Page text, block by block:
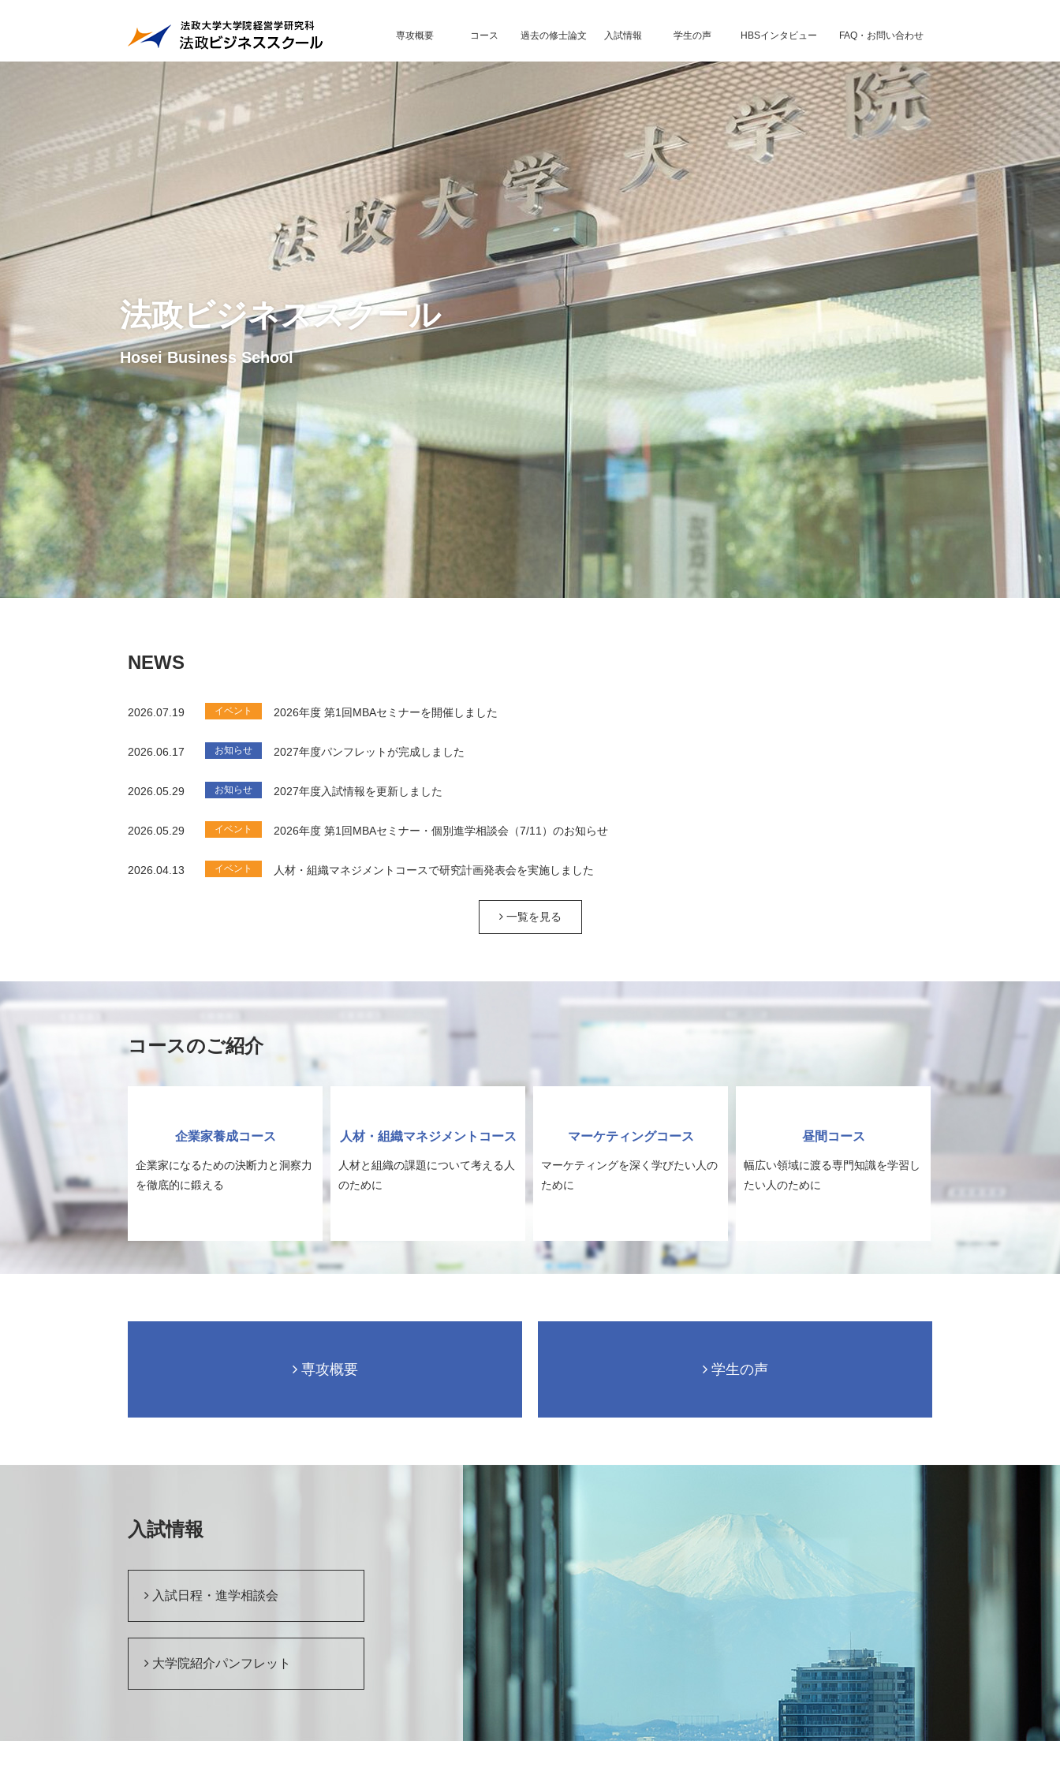
専攻概要 コース 過去の修士論文 入試情報 学生の声 HBSインタビュー FAQ・お問い合わせ
法政ビジネススクール
Hosei Business School
NEWS
2026.07.19 イベント 2026年度 第1回MBAセミナーを開催しました
2026.06.17 お知らせ 2027年度パンフレットが完成しました
2026.05.29 お知らせ 2027年度入試情報を更新しました
2026.05.29 イベント 2026年度 第1回MBAセミナー・個別進学相談会（7/11）のお知らせ
2026.04.13 イベント 人材・組織マネジメントコースで研究計画発表会を実施しました
一覧を見る
コースのご紹介
企業家養成コース
企業家になるための決断力と洞察力
を徹底的に鍛える
人材・組織マネジメントコース
人材と組織の課題について考える人
のために
マーケティングコース
マーケティングを深く学びたい人の
ために
昼間コース
幅広い領域に渡る専門知識を学習し
たい人のために
専攻概要 学生の声
入試情報
入試日程・進学相談会
大学院紹介パンフレット